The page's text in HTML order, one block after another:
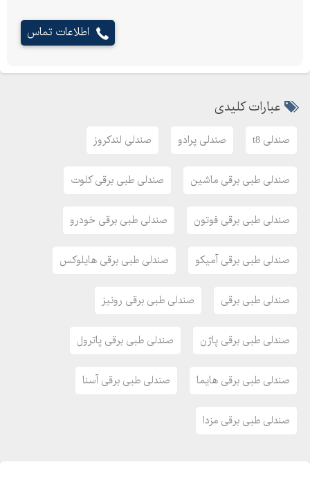
اطلاعات تماس
عبارات کلیدی
صندلی t8 صندلی پرادو صندلی لندکروز
صندلی طبی برقی ماشین صندلی طبی برقی کلوت
صندلی طبی برقی فوتون صندلی طبی برقی خودرو
صندلی طبی برقی آمیکو صندلی طبی برقی هایلوکس
صندلی طبی برقی صندلی طبی برقی رونیز
صندلی طبی برقی پاژن صندلی طبی برقی پاترول
صندلی طبی برقی هایما صندلی طبی برقی آسنا
صندلی طبی برقی مزدا